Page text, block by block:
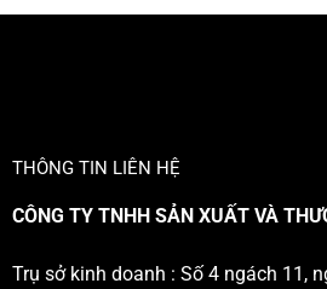
THÔNG TIN LIÊN HỆ
CÔNG TY TNHH SẢN XUẤT VÀ
Trụ sở kinh doanh : Số 4 ngách 11,